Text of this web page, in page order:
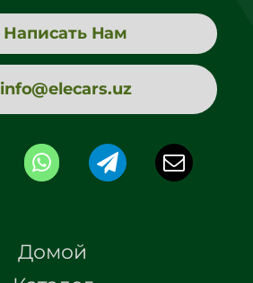
Написать Нам
info@elecars.uz
Домой